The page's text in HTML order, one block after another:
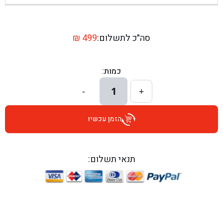
בן גל - דרך השבעה 20, אזור - אזור
בן גל - הרצל 6, גדרה - גדרה
בן גל - שדרות דוד בן גוריון 8, באר שבע - באר שבע
בן גל - היובלים 26, הוד השרון - הוד השרון
סה״כ לתשלום: ₪ 499
כמות:
+
1
-
הזמן עכשיו
תנאי תשלום: